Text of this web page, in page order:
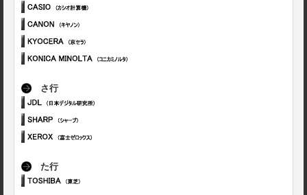
さ行
た行